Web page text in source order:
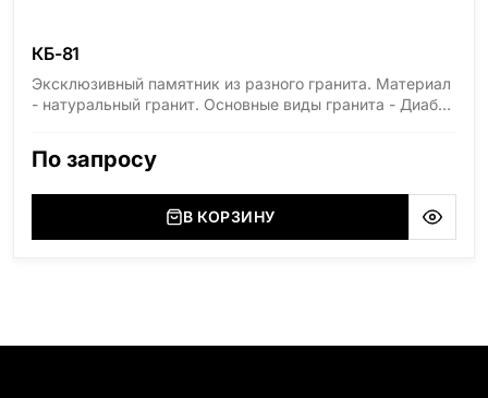
КБ-81
Эксклюзивный памятник из разного гранита. Материал
- натуральный гранит. Основные виды гранита - Диабаз
(Украина, Житомерская область), Лабродарит
(Украина, Житомерская область), Сюксюансаари
(Россия, Карелия), Амфиболит (Россия, Мурманская
По запросу
В КОРЗИНУ